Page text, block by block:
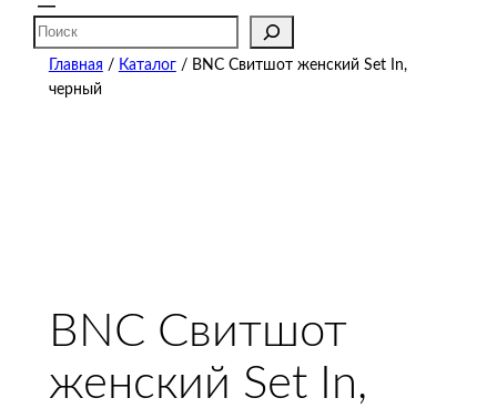
Поиск
Главная / Каталог/ BNC Свитшот женский Set In,
черный
BNC Свитшот
женский Set In,